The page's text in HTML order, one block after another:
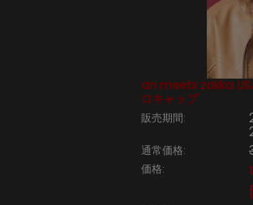
an meets zakka
ロキャップ
販売期間:
通常価格:
価格: